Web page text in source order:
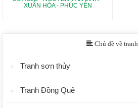
XUÂN HÒA - PHÚC YÊN
Chủ đề về tranh
Tranh sơn thủy
Tranh Đồng Quê